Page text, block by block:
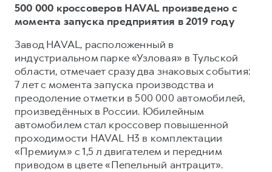
F7
от 2 899 000 ₽
POER
Кредитный калькулятор
Страхование
Кредит
КОРПОРАТИВНЫМ КЛИЕНТАМ
Для малого бизнеса
Корпоративным клиентам
Крупным корпоративным клиентам
Электронный ПТС
ПОДДЕРЖКА
GWM Безопасность
Гарантия HAVAL
Мобильное приложение GWM
Программа «HAVAL Защита+»
Руководства по эксплуатации
500 000 кроссоверов HAVAL произведено с
момента запуска предприятия в 2019 году
Завод HAVAL, расположенный в
индустриальном парке «Узловая» в Тульской
области, отмечает сразу два знаковых события:
7 лет с момента запуска производства и
преодоление отметки в 500 000 автомобилей,
произведённых в России. Юбилейным
автомобилем стал кроссовер повышенной
проходимости HAVAL H3 в комплектации
«Премиум» с 1,5 л двигателем и передним
приводом в цвете «Пепельный антрацит».